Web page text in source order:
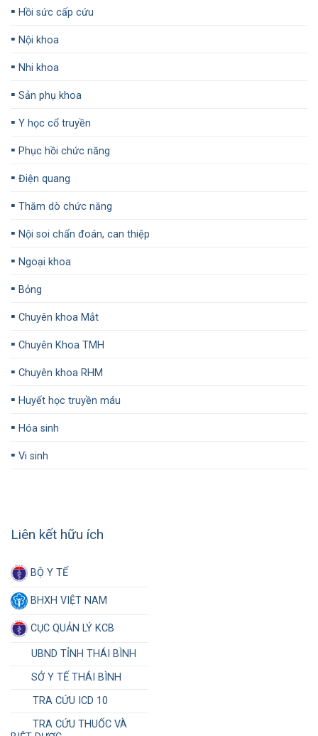
▪️ Hồi sức cấp cứu
▪️ Nội khoa
▪️ Nhi khoa
▪️ Sản phụ khoa
▪️ Y học cổ truyền
▪️ Phục hồi chức năng
▪️ Điện quang
▪️ Thăm dò chức năng
▪️ Nội soi chẩn đoán, can thiệp
▪️ Ngoại khoa
▪️ Bỏng
▪️ Chuyên khoa Mắt
▪️ Chuyên Khoa TMH
▪️ Chuyên khoa RHM
▪️ Huyết học truyền máu
▪️ Hóa sinh
▪️ Vi sinh
Liên kết hữu ích
BỘ Y TẾ
BHXH VIỆT NAM
CỤC QUẢN LÝ KCB
UBND TỈNH THÁI BÌNH
SỞ Y TẾ THÁI BÌNH
TRA CỨU ICD 10
TRA CỨU THUỐC VÀ